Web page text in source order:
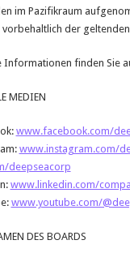
im Pazifikraum
der
Informationen finden Sie
MEDIEN
www.facebook.com/
www.instagram.com/
deepseacorp
www.linkedin.com/
www.youtube.com/
DES BOARDS